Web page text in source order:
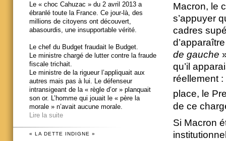
Macron, le
s’appuyer
cadres
de gauche
qu’il
réellement
place, le
de ce
Si Macron
Le « choc Cahuzac » du 2 avril 2013 a
ébranlé toute la France. Ce jour-là, des
millions de citoyens ont découvert,
abasourdis, une insupportable vérité.
Le chef du Budget fraudait le Budget.
Le ministre chargé de lutter contre la fraude
fiscale trichait.
Le ministre de la rigueur l’appliquait aux
autres mais pas à lui. Le défenseur
intransigeant de la « règle d’or » planquait
son or. L’homme qui jouait le « père la
morale » n’avait aucune morale.
Lire la suite
« LA DETTE INDIGNE »